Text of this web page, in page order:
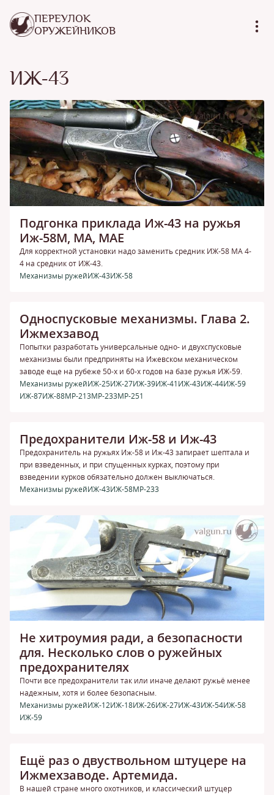
ПЕРЕУЛОК
ОРУЖЕЙНИКОВ
ИЖ-43
Подгонка приклада Иж-43 на ружья
Иж-58М, МА, МАЕ
Для корректной установки надо заменить средник ИЖ-58 МА 4-
4 на средник от ИЖ-43.
Механизмы ружейИЖ-43ИЖ-58
Односпусковые механизмы. Глава 2.
Ижмехзавод
Попытки разработать универсальные одно- и двухспусковые
механизмы были предприняты на Ижевском механическом
заводе еще на рубеже 50-х и 60-х годов на базе ружья ИЖ-59.
Механизмы ружейИЖ-25ИЖ-27ИЖ-39ИЖ-41ИЖ-43ИЖ-44ИЖ-59
ИЖ-87ИЖ-88МР-213МР-233МР-251
Предохранители Иж-58 и Иж-43
Предохранитель на ружьях Иж-58 и Иж-43 запирает шептала и
при взведенных, и при спущенных курках, поэтому при
взведении курков обязательно должен выключаться.
Механизмы ружейИЖ-43ИЖ-58МР-233
Не хитроумия ради, а безопасности
для. Несколько слов о ружейных
предохранителях
Почти все предохранители так или иначе делают ружьё менее
надежным, хотя и более безопасным.
Механизмы ружейИЖ-12ИЖ-18ИЖ-26ИЖ-27ИЖ-43ИЖ-54ИЖ-58
ИЖ-59
Ещё раз о двуствольном штуцере на
Ижмехзаводе. Артемида.
В нашей стране много охотников, и классический штуцер